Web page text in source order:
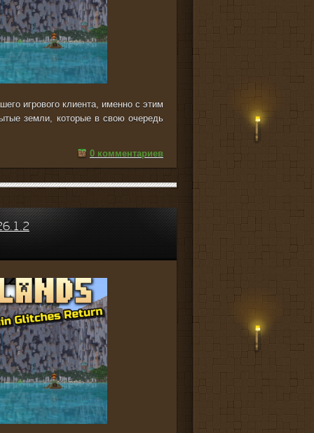
игрового клиента, именно с этим
земли, которые в свою очередь
0 комментариев